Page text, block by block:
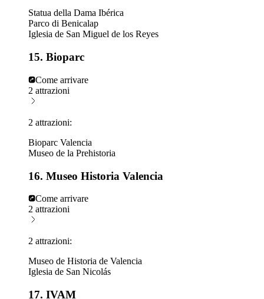
Statua della Dama Ibérica
Parco di Benicalap
Iglesia de San Miguel de los Reyes
15. Bioparc
Come arrivare
2 attrazioni
2 attrazioni:
Bioparc Valencia
Museo de la Prehistoria
16. Museo Historia Valencia
Come arrivare
2 attrazioni
2 attrazioni:
Museo de Historia de Valencia
Iglesia de San Nicolás
17. IVAM